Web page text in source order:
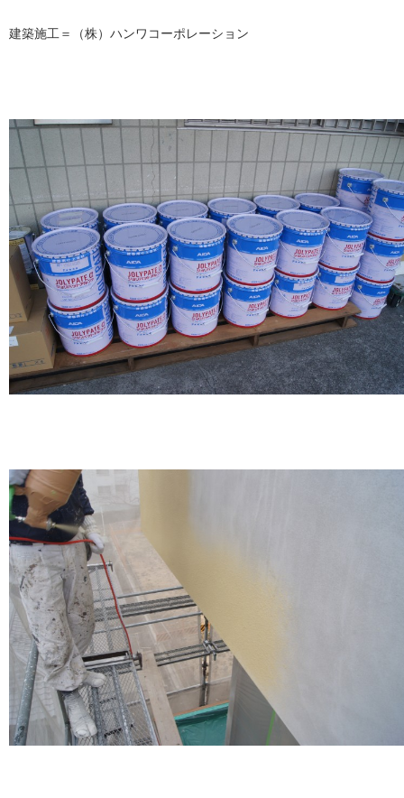
建築施工＝（株）ハンワコーポレーション